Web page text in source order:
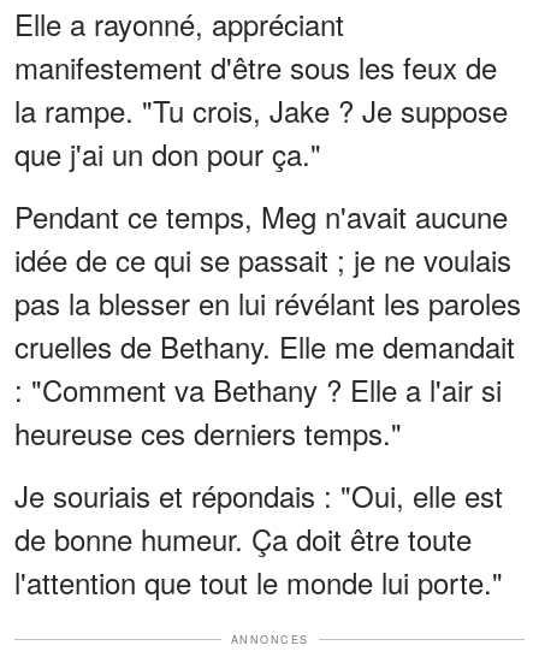
Elle a rayonné, appréciant
manifestement d'être sous les feux de
la rampe. "Tu crois, Jake ? Je suppose
que j'ai un don pour ça."
Pendant ce temps, Meg n'avait aucune
idée de ce qui se passait ; je ne voulais
pas la blesser en lui révélant les paroles
cruelles de Bethany. Elle me demandait
: "Comment va Bethany ? Elle a l'air si
heureuse ces derniers temps."
Je souriais et répondais : "Oui, elle est
de bonne humeur. Ça doit être toute
l'attention que tout le monde lui porte."
ANNONCES